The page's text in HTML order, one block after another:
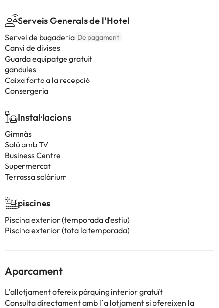
Serveis Generals de l'Hotel
Servei de bugaderia De pagament
Canvi de divises
Guarda equipatge gratuit
gandules
Caixa forta a la recepció
Consergeria
Instal·lacions
Gimnàs
Saló amb TV
Business Centre
Supermercat
Terrassa solàrium
piscines
Piscina exterior (temporada d'estiu)
Piscina exterior (tota la temporada)
Aparcament
L'allotjament ofereix pàrquing interior gratuït
Consulta directament amb l´allotjament si ofereixen la